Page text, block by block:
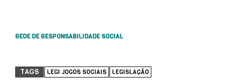
REDE DE RESPONSABILIDADE SOCIAL
TAGS LEGI JOGOS SOCIAIS LEGISLAÇÃO